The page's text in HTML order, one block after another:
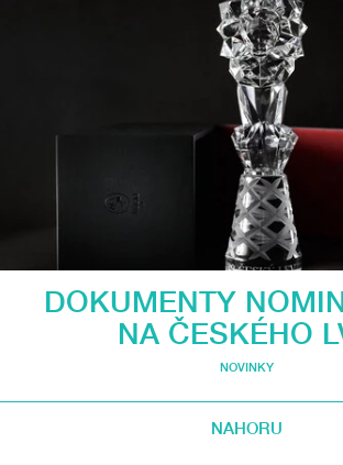
DOKUMENTY
NA ČESKÉHO
NOVINKY
NAHORU